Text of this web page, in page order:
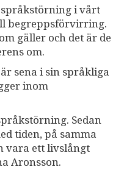
i vårt
begreppsförvirring.
gäller och det är de
om.
sena i sin språkliga
inom
Sedan
tiden, på samma
vara ett livslångt
Aronsson.